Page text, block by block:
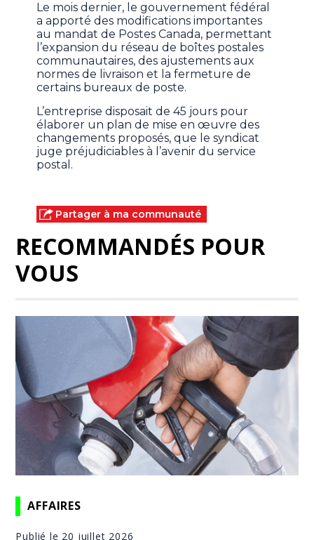
Le mois dernier, le gouvernement fédéral
a apporté des modifications importantes
au mandat de Postes Canada, permettant
l’expansion du réseau de boîtes postales
communautaires, des ajustements aux
normes de livraison et la fermeture de
certains bureaux de poste.
L’entreprise disposait de 45 jours pour
élaborer un plan de mise en œuvre des
changements proposés, que le syndicat
juge préjudiciables à l’avenir du service
postal.
Partager à ma communauté
RECOMMANDÉS POUR
VOUS
AFFAIRES
Publié le 20 juillet 2026